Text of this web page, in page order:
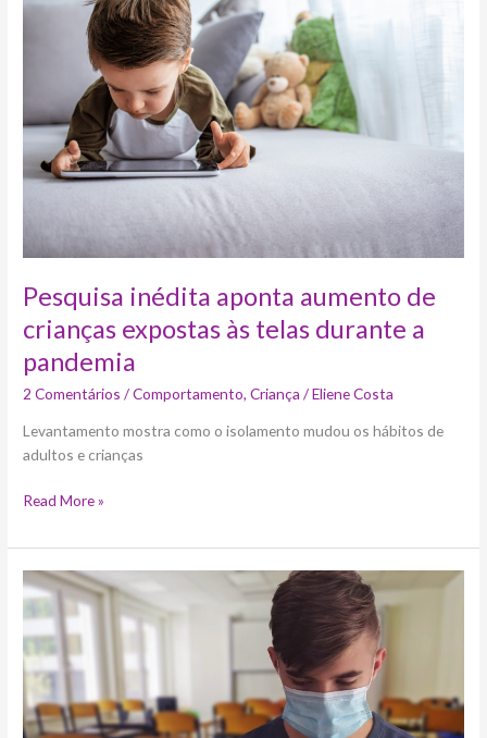
Pesquisa inédita aponta aumento de
crianças expostas às telas durante a
pandemia
2 Comentários /Comportamento,Criança /Eliene Costa
Levantamento mostra como o isolamento mudou os hábitos de
adultos e crianças
expostas
às
telas
durante
Read More »
34%
dos
brasileiros
não
querem
volta